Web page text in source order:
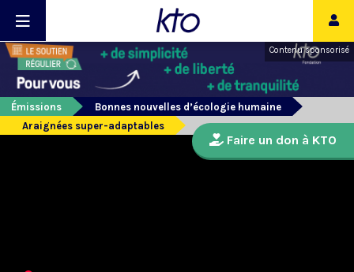
Contenu sponsorisé
Émissions
Bonnes nouvelles d’écologie humaine
Araignées super-adaptables
Faire un don à KTO